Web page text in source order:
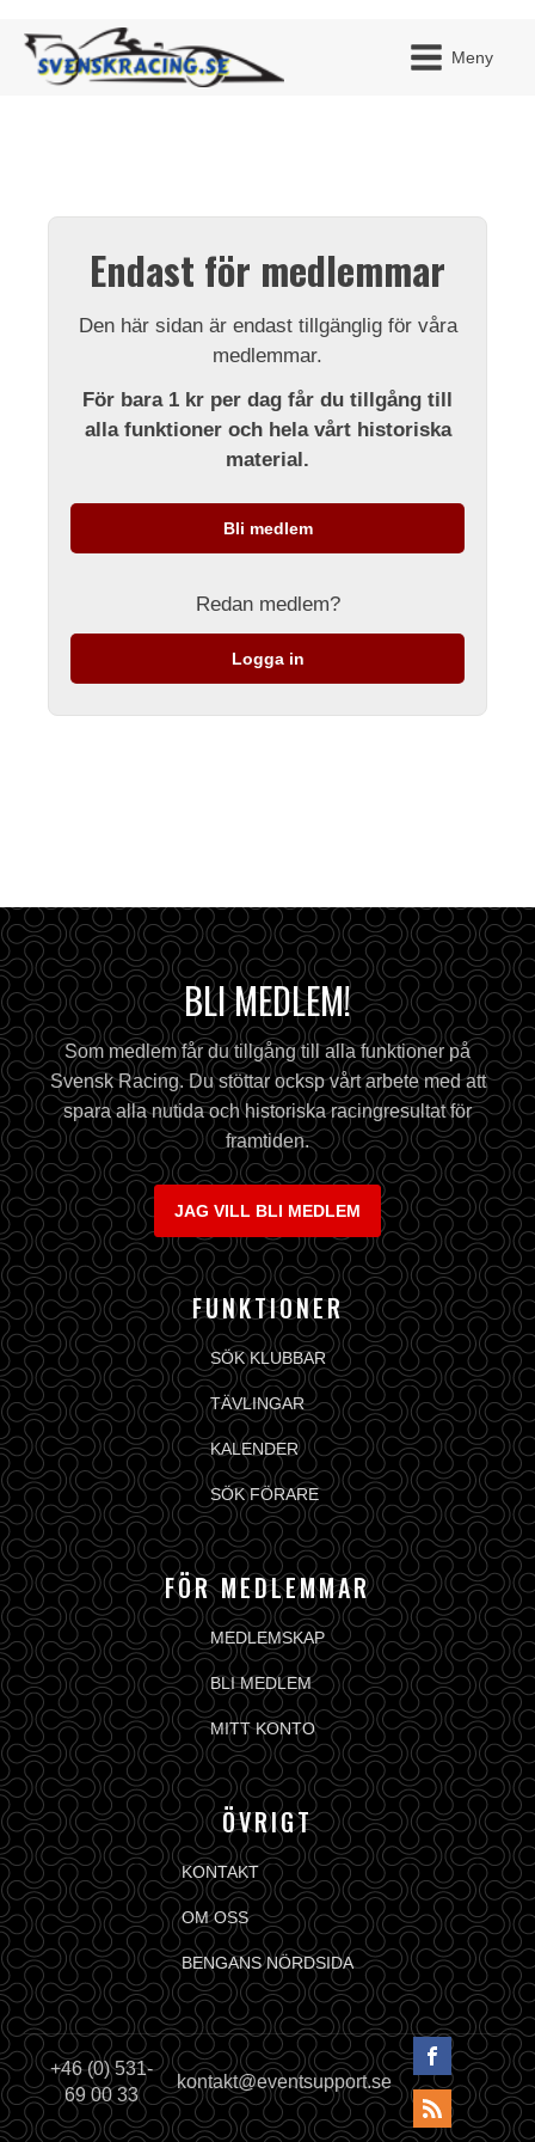
Meny
Endast för medlemmar
Den här sidan är endast tillgänglig för våra
medlemmar.
För bara 1 kr per dag får du tillgång till
alla funktioner och hela vårt historiska
material.
Bli medlem
Redan medlem?
Logga in
BLI MEDLEM!
Som medlem får du tillgång till alla funktioner på
Svensk Racing. Du stöttar ocksp vårt arbete med att
spara alla nutida och historiska racingresultat för
framtiden.
JAG VILL BLI MEDLEM
FUNKTIONER
SÖK KLUBBAR
TÄVLINGAR
KALENDER
SÖK FÖRARE
FÖR MEDLEMMAR
MEDLEMSKAP
BLI MEDLEM
MITT KONTO
ÖVRIGT
KONTAKT
OM OSS
BENGANS NÖRDSIDA
+46 (0) 531-
69 00 33
kontakt@eventsupport.se